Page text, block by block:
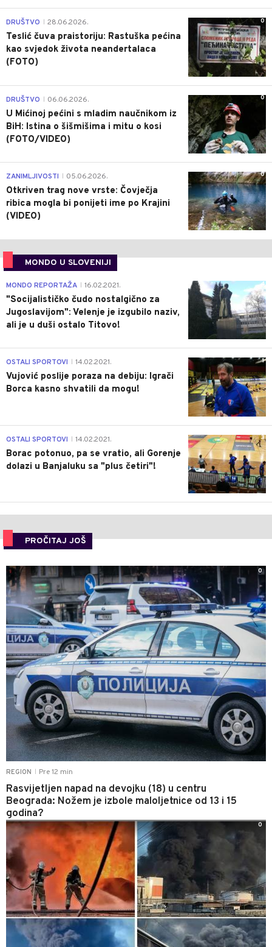
0
DRUŠTVO 28.06.2026.
Teslić čuva praistoriju: Rastuška pećina
kao svjedok života neandertalaca
(FOTO)
0
DRUŠTVO 06.06.2026.
U Mićinoj pećini s mladim naučnikom iz
BiH: Istina o šišmišima i mitu o kosi
(FOTO/VIDEO)
0
ZANIMLJIVOSTI 05.06.2026.
Otkriven trag nove vrste: Čovječja
ribica mogla bi ponijeti ime po Krajini
(VIDEO)
MONDO U SLOVENIJI
4
MONDO REPORTAŽA 16.02.2021.
"Socijalističko čudo nostalgično za
Jugoslavijom": Velenje je izgubilo naziv,
ali je u duši ostalo Titovo!
1
OSTALI SPORTOVI 14.02.2021.
Vujović poslije poraza na debiju: Igrači
Borca kasno shvatili da mogu!
3
OSTALI SPORTOVI 14.02.2021.
Borac potonuo, pa se vratio, ali Gorenje
dolazi u Banjaluku sa "plus četiri"!
PROČITAJ JOŠ
REGION Pre 12 min
Rasvijetljen napad na devojku (18) u centru
Beograda: Nožem je izbole maloljetnice od 13 i 15
godina?
0
0